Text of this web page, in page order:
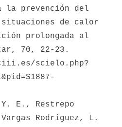
la prevención del
de calor
prolongada al
70, 22-23.
scielo.php?
Y. E., Restrepo
Rodríguez, L.